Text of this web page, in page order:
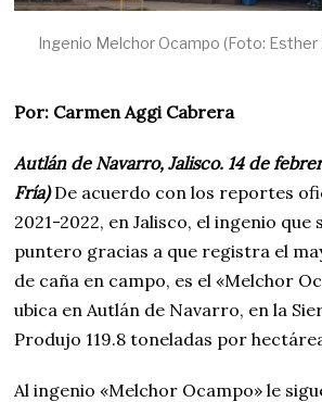
Ingenio Melchor Ocampo (Foto: Esther
Por: Carmen Aggi Cabrera
Autlán de Navarro, Jalisco. 14 de
Fría)De acuerdo con los reportes
2021-2022, en Jalisco, el ingenio que
puntero gracias a que registra el
de caña en campo, es el «Melchor
ubica en Autlán de Navarro, en la
Produjo 119.8 toneladas por
Al ingenio «Melchor Ocampo» le